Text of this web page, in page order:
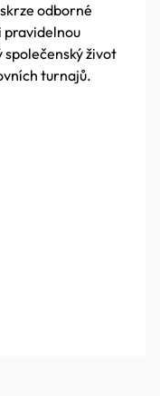
odborné
pravidelnou
život
turnajů.